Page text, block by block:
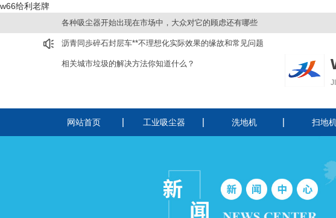
w66给利老牌
各种吸尘器开始出现在市场中，大众对它的顾虑还有哪些
沥青同歩碎石封层车**不理想化实际效果的缘故和常见问题
相关城市垃圾的解决方法你知道什么？
网站首页 工业吸尘器
380v工业吸尘器
洗地机
驾驶式洗地机
扫地
手推式扫